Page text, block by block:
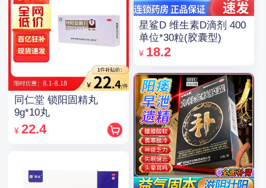
同仁堂 锁阳固精丸
9g*10丸
¥ 22.4
星鲨D 维生素D滴剂 400
单位*30粒(胶囊型)
¥ 18.2